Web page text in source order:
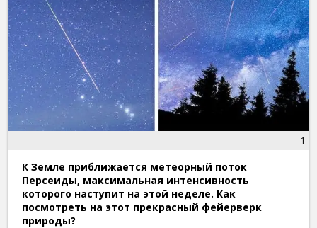
1
К Земле приближается метеорный поток
Персеиды, максимальная интенсивность
которого наступит на этой неделе. Как
посмотреть на этот прекрасный фейерверк
природы?